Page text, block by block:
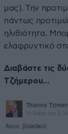
μας). Την
πάντως
ηλιθιότητα.
ελαφρυντικό
Διαβάστε τις
Τζήμερου…